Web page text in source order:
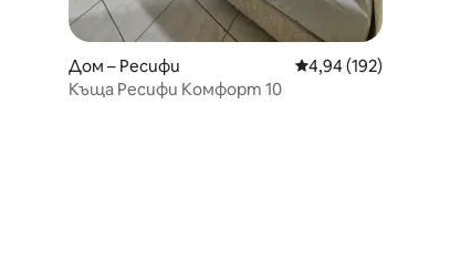
Дом – Ресифи Средна оценка: 4,94
4,94 (192)
Къща Ресифи Комфорт 10